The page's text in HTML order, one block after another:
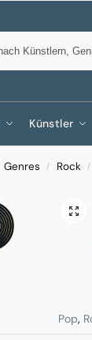
Künstler
Genres / Rock /
Pop,